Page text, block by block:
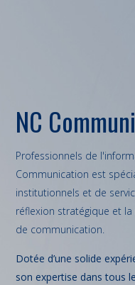
NC
Professionnels de
Communication est
institutionnels et de
réflexion stratégique et
de communication.
Dotée d’une solide
son expertise dans tous